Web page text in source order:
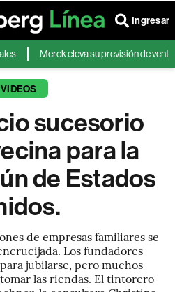
Ingresar
eleva su previsión de ventas para
VIDEOS
sucesorio
para la
de Estados
de empresas familiares se
Los fundadores
jubilarse, pero muchos
las riendas. El tintorero